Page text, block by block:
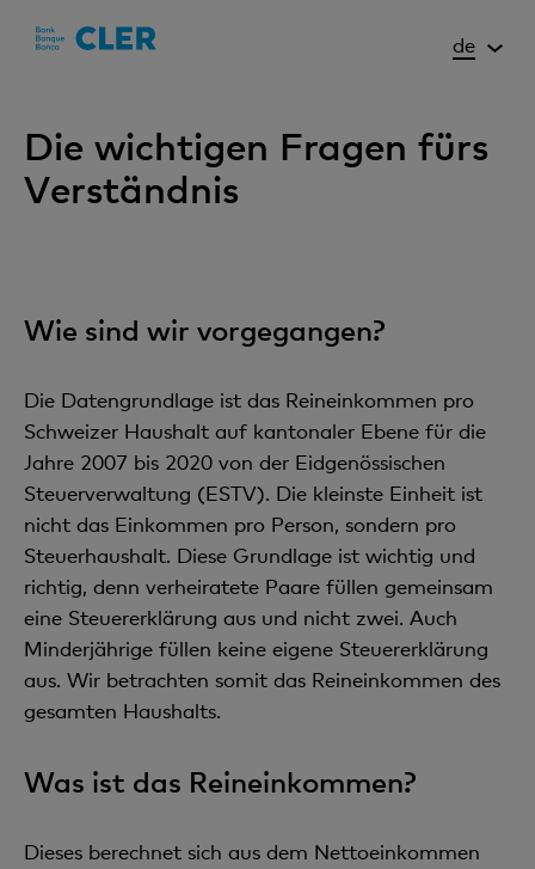
de
Die wichtigen Fragen fürs
Verständnis
Wie sind wir vorgegangen?
Die Datengrundlage ist das Reineinkommen pro
Schweizer Haushalt auf kantonaler Ebene für die
Jahre 2007 bis 2020 von der Eidgenössischen
Steuerverwaltung (ESTV). Die kleinste Einheit ist
nicht das Einkommen pro Person, sondern pro
Steuerhaushalt. Diese Grundlage ist wichtig und
richtig, denn verheiratete Paare füllen gemeinsam
eine Steuererklärung aus und nicht zwei. Auch
Minderjährige füllen keine eigene Steuererklärung
aus. Wir betrachten somit das Reineinkommen des
gesamten Haushalts.
Was ist das Reineinkommen?
Dieses berechnet sich aus dem Nettoeinkommen